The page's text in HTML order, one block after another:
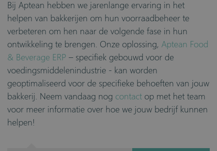
Bij Aptean hebben we jarenlange ervaring in het
helpen van bakkerijen om hun voorraadbeheer te
verbeteren om hen naar de volgende fase in hun
ontwikkeling te brengen. Onze oplossing, Aptean Food
& Beverage ERP – specifiek gebouwd voor de
voedingsmiddelenindustrie - kan worden
geoptimaliseerd voor de specifieke behoeften van jouw
bakkerij. Neem vandaag nog contact op met het team
voor meer informatie over hoe we jouw bedrijf kunnen
helpen!